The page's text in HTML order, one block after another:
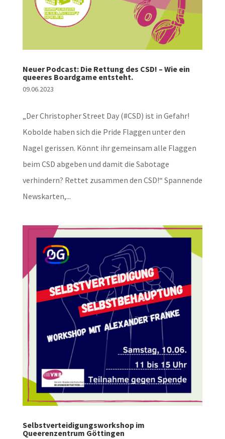
Neuer Podcast: Die Rettung des CSD! – Wie ein
queeres Boardgame entsteht.
09.06.2023
„Der Christopher Street Day (#CSD) ist in Gefahr!
Kobolde haben sich die Pride Flaggen unter den
Nagel gerissen. Könnt ihr gemeinsam alle Flaggen
beim CSD abgeben und damit die Sabotage
verhindern? Rettet zusammen den CSD!“ Spannende
Newskarten,...
Selbstverteidigungsworkshop im
Queerenzentrum Göttingen